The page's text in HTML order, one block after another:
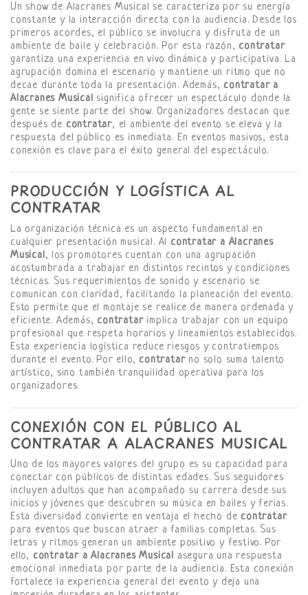
Un show de Alacranes Musical se caracteriza por su energía
constante y la interacción directa con la audiencia. Desde los
primeros acordes, el público se involucra y disfruta de un
ambiente de baile y celebración. Por esta razón, contratar
garantiza una experiencia en vivo dinámica y participativa. La
agrupación domina el escenario y mantiene un ritmo que no
decae durante toda la presentación. Además, contratar a
Alacranes Musical significa ofrecer un espectáculo donde la
gente se siente parte del show. Organizadores destacan que
después de contratar, el ambiente del evento se eleva y la
respuesta del público es inmediata. En eventos masivos, esta
conexión es clave para el éxito general del espectáculo.
PRODUCCIÓN Y LOGÍSTICA AL
CONTRATAR
La organización técnica es un aspecto fundamental en
cualquier presentación musical. Al contratar a Alacranes
Musical, los promotores cuentan con una agrupación
acostumbrada a trabajar en distintos recintos y condiciones
técnicas. Sus requerimientos de sonido y escenario se
comunican con claridad, facilitando la planeación del evento.
Esto permite que el montaje se realice de manera ordenada y
eficiente. Además, contratarimplica trabajar con un equipo
profesional que respeta horarios y lineamientos establecidos.
Esta experiencia logística reduce riesgos y contratiempos
durante el evento. Por ello, contratar no solo suma talento
artístico, sino también tranquilidad operativa para los
organizadores.
CONEXIÓN CON EL PÚBLICO AL
CONTRATAR A ALACRANES MUSICAL
Uno de los mayores valores del grupo es su capacidad para
conectar con públicos de distintas edades. Sus seguidores
incluyen adultos que han acompañado su carrera desde sus
inicios y jóvenes que descubren su música en bailes y ferias.
Esta diversidad convierte en ventaja el hecho de contratar
para eventos que buscan atraer a familias completas. Sus
letras y ritmos generan un ambiente positivo y festivo. Por
ello, contratar a Alacranes Musical asegura una respuesta
emocional inmediata por parte de la audiencia. Esta conexión
fortalece la experiencia general del evento y deja una